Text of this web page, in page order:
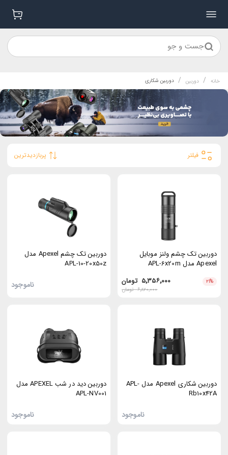
جست و جو
خانه / دوربین / دوربین شکاری
فیلتر پربازدیدترین
دوربین تک چشم ولنز موبایل
Apexel مدل APL-6x20m
۲۱% ۵٬۳۵۶٬۰۰۰ تومان
۶٬۸۲۰٬۰۰۰تومان
دوربین تک چشم Apexel مدل
APL-10-20x50z
ناموجود
دوربین شکاری Apexel مدل APL-
Rb10x42A
ناموجود
دوربین دید در شب APEXEL مدل
APL-NV001
ناموجود